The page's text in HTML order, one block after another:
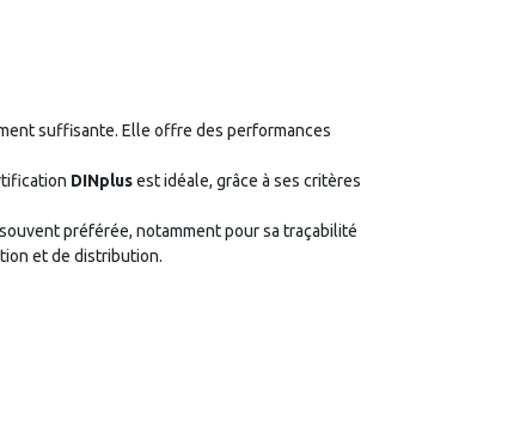
suffisante. Elle offre des performances
DINplusest idéale, grâce à ses critères
préférée, notamment pour sa traçabilité
et de distribution.